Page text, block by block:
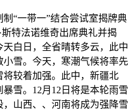
一带一”结合尝试室揭牌典
特法诺维奇出席典礼并揭
白日，全省晴转多云，此中
雪。今天，寒潮气候将率先
较着加强。此中，新疆北
雪。12月12日将是本轮雨雪
山西、、河南将成为强降雪